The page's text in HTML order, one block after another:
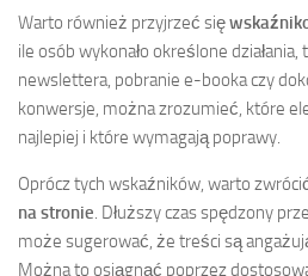
Warto również przyjrzeć się
ile osób wykonało określone działania,
newslettera, pobranie e-booka czy
konwersje, można zrozumieć, które
najlepiej i które wymagają poprawy.
Oprócz tych wskaźników, warto
na stronie. Dłuższy czas spędzony
może sugerować, że treści są
Można to osiągnąć poprzez